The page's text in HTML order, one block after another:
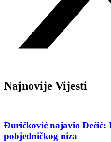
Najnovije Vijesti
Đuričković najavio Dečić:
pobjedničkog niza